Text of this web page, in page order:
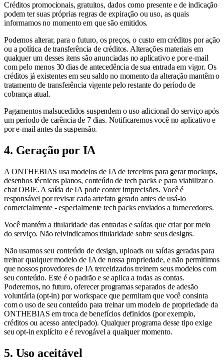
Créditos promocionais, gratuitos, dados como presente e de indicação
podem ter suas próprias regras de expiração ou uso, as quais
informamos no momento em que são emitidos.
Podemos alterar, para o futuro, os preços, o custo em créditos por ação
ou a política de transferência de créditos. Alterações materiais em
qualquer um desses itens são anunciadas no aplicativo e por e-mail
com pelo menos 30 dias de antecedência de sua entrada em vigor. Os
créditos já existentes em seu saldo no momento da alteração mantêm o
tratamento de transferência vigente pelo restante do período de
cobrança atual.
Pagamentos malsucedidos suspendem o uso adicional do serviço após
um período de carência de 7 dias. Notificaremos você no aplicativo e
por e-mail antes da suspensão.
4. Geração por IA
A ONTHEBIAS usa modelos de IA de terceiros para gerar mockups,
desenhos técnicos planos, conteúdo de tech packs e para viabilizar o
chat OBIE. A saída de IA pode conter imprecisões. Você é
responsável por revisar cada artefato gerado antes de usá-lo
comercialmente - especialmente tech packs enviados a fornecedores.
Você mantém a titularidade das entradas e saídas que criar por meio
do serviço. Não reivindicamos titularidade sobre seus designs.
Não usamos seu conteúdo de design, uploads ou saídas geradas para
treinar qualquer modelo de IA de nossa propriedade, e não permitimos
que nossos provedores de IA terceirizados treinem seus modelos com
seu conteúdo. Este é o padrão e se aplica a todas as contas.
Poderemos, no futuro, oferecer programas separados de adesão
voluntária (opt-in) por workspace que permitam que você consinta
com o uso de seu conteúdo para treinar um modelo de propriedade da
ONTHEBIAS em troca de benefícios definidos (por exemplo,
créditos ou acesso antecipado). Qualquer programa desse tipo exige
seu opt-in explícito e é revogável a qualquer momento.
5. Uso aceitável